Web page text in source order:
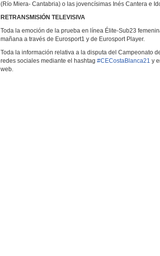
(Río Miera- Cantabria) o las jovencísimas Inés Cantera e
RETRANSMISIÓN TELEVISIVA
Toda la emoción de la prueba en línea Élite-Sub23
mañana a través de Eurosport1 y de Eurosport Player.
Toda la información relativa a la disputa del Campeonato
redes sociales mediante el hashtag #CECostaBlanca21 y
web.